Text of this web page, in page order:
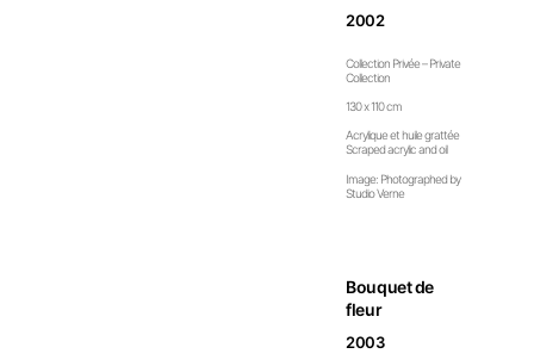
2002
Collection Privée – Private
Collection
130 x 110 cm
Acrylique et huile grattée
Scraped acrylic and oil
Image: Photographed by
Studio Verne
Bouquet de
fleur
2003